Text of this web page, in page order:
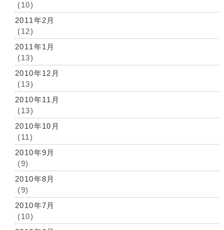
(10)
2011年2月
(12)
2011年1月
(13)
2010年12月
(13)
2010年11月
(13)
2010年10月
(11)
2010年9月
(9)
2010年8月
(9)
2010年7月
(10)